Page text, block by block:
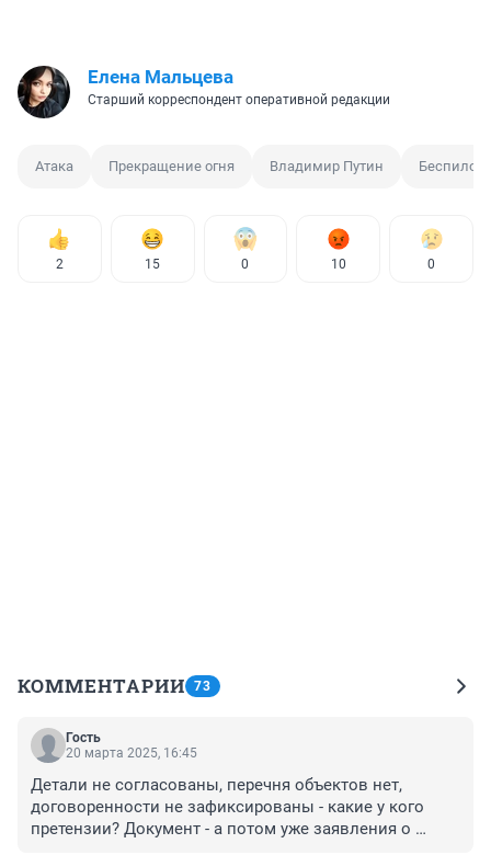
Елена Мальцева
Старший корреспондент оперативной редакции
Атака Прекращение огня Владимир Путин
2 15 0 10 0
КОММЕНТАРИИ 73
Гость
20 марта 2025, 16:45
Детали не согласованы, перечня объектов нет,
договоренности не зафиксированы - какие у кого
претензии? Документ - а потом уже заявления о